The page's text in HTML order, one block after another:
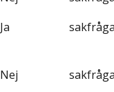
Ja
Nej